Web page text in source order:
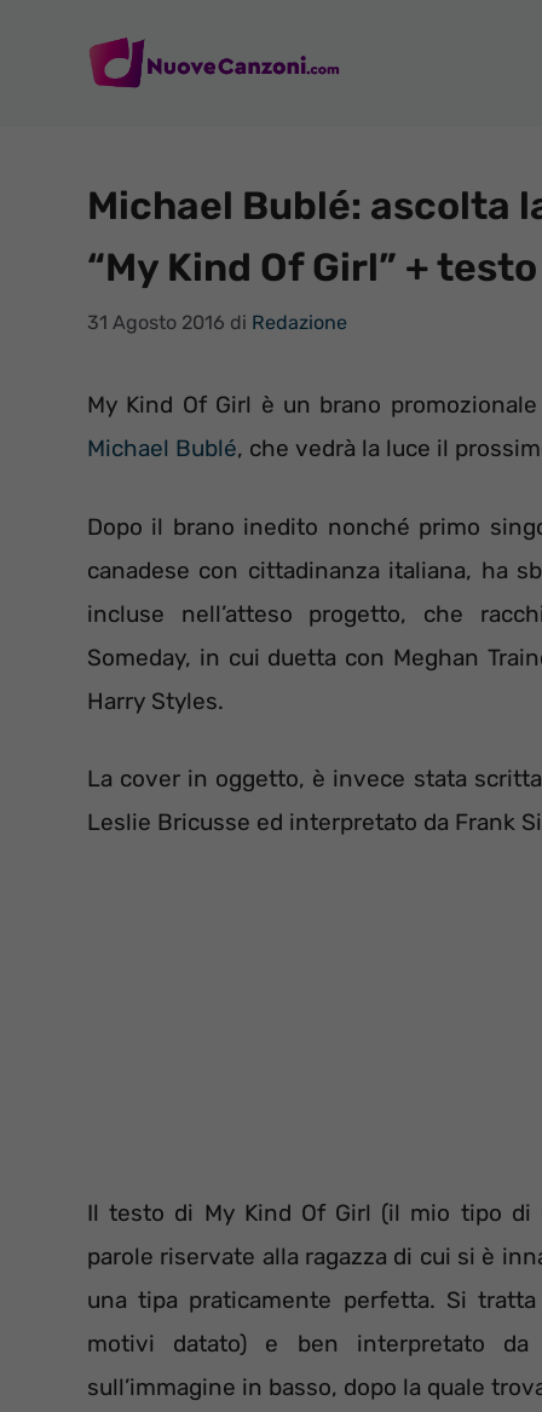
Michael Bublé: ascolta
“My Kind Of Girl” +
31 Agosto 2016 di Redazione
My Kind Of Girl è un brano
Michael Bublé, che vedrà la luce il
Dopo il brano inedito nonché primo
canadese con cittadinanza italiana, ha
incluse nell’atteso progetto, che
Someday, in cui duetta con Meghan
Harry Styles.
La cover in oggetto, è invece stata
Leslie Bricusse ed interpretato da Frank
Il testo di My Kind Of Girl (il mio tipo di
parole riservate alla ragazza di cui si è
una tipa praticamente perfetta. Si
motivi datato) e ben interpretato da
sull’immagine in basso, dopo la quale